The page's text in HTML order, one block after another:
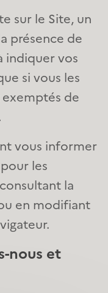
sur le Site, un
présence de
indiquer vos
si vous les
de
vous informer
les
la
en modifiant
nous et